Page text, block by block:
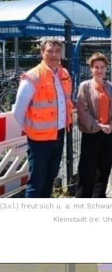
freut sich u. a. mit
Kleinstadt (re.